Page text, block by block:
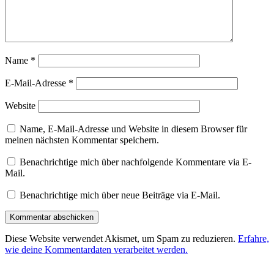
Name *
E-Mail-Adresse *
Website
Name, E-Mail-Adresse und Website in diesem Browser für
meinen nächsten Kommentar speichern.
Benachrichtige mich über nachfolgende Kommentare via E-
Mail.
Benachrichtige mich über neue Beiträge via E-Mail.
Diese Website verwendet Akismet, um Spam zu reduzieren. Erfahre,
wie deine Kommentardaten verarbeitet werden.